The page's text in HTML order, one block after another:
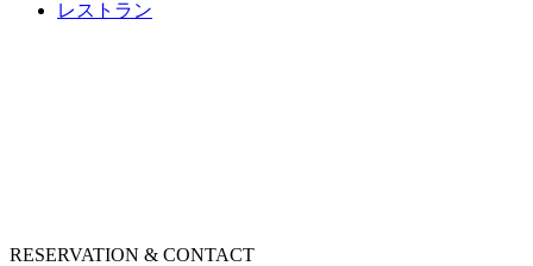
レストラン
RESERVATION & CONTACT